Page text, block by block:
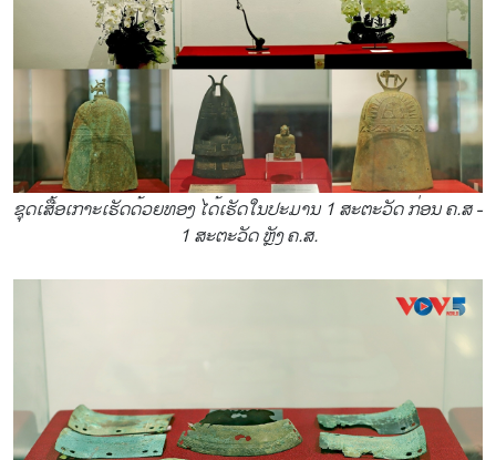
ຊຸດເສື້ອເກາະເຮັດດ້ວຍທອງ ໄດ້ເຮັດໃນປະມານ 1 ສະຕະວັດ ກ່ອນ ຄ.ສ -
1 ສະຕະວັດ ຫຼັງ ຄ.ສ.